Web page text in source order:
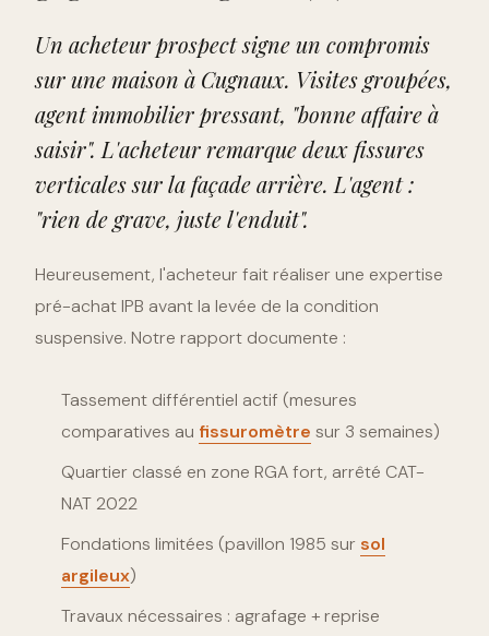
Un acheteur prospect signe un compromis
sur une maison à Cugnaux. Visites groupées,
agent immobilier pressant, "bonne affaire à
saisir". L'acheteur remarque deux fissures
verticales sur la façade arrière. L'agent :
"rien de grave, juste l'enduit".
Heureusement, l'acheteur fait réaliser une expertise
pré-achat IPB avant la levée de la condition
suspensive. Notre rapport documente :
Tassement différentiel actif (mesures
comparatives au fissuromètre sur 3 semaines)
Quartier classé en zone RGA fort, arrêté CAT-
NAT 2022
Fondations limitées (pavillon 1985 sur sol
argileux)
Travaux nécessaires : agrafage + reprise